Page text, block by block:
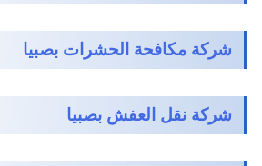
شركة مكافحة الحشرات بصبيا
شركة نقل العفش بصبيا